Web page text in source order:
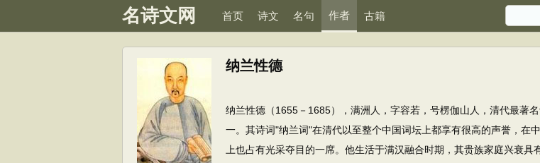
名诗文网 首页 诗文 名句 作者 古籍
纳兰性德
纳兰性德（1655－1685），满洲人，字容若，号楞伽山人，清代最著
一。其诗词"纳兰词"在清代以至整个中国词坛上都享有很高的声誉，在
上也占有光采夺目的一席。他生活于满汉融合时期，其贵族家庭兴衰具